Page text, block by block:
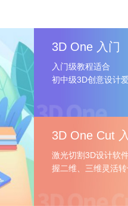
3D One 入门
入门级教程适合
初中级3D创意设计
3D One Cut
激光切割3D设计软
握二维、三维灵活